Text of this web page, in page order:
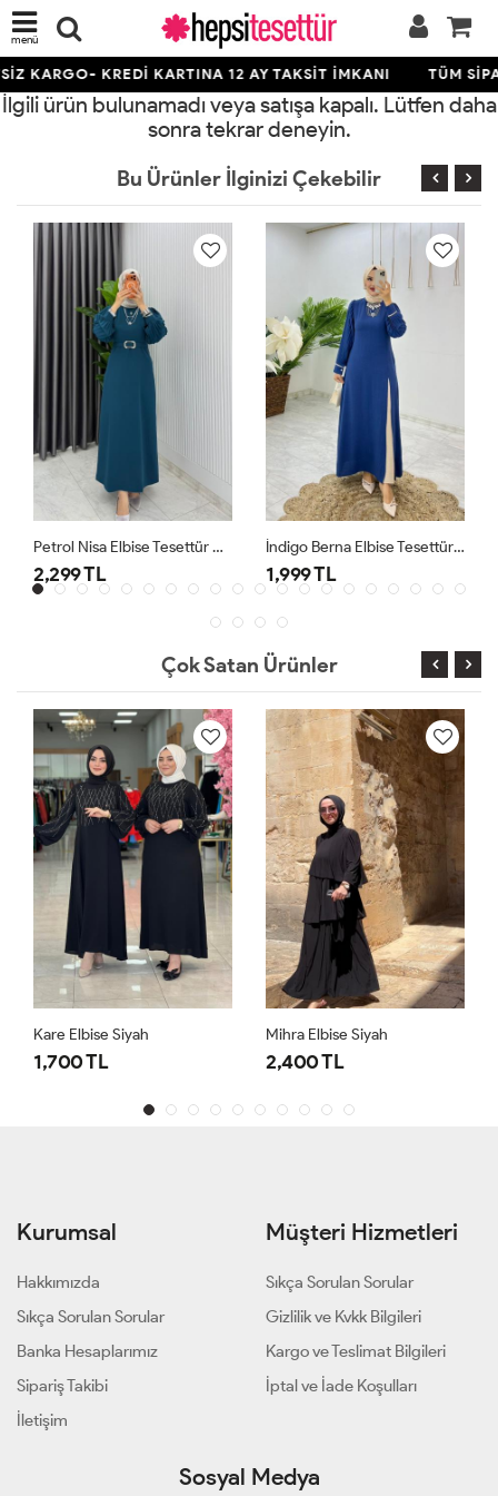
menü
KARGO- KREDİ KARTINA 12 AY TAKSİT İMKANI TÜM
İlgili ürün bulunamadı veya satışa kapalı. Lütfen daha
sonra tekrar deneyin.
Bu Ürünler İlginizi Çekebilir
Petrol Nisa Elbise Tesettür Giyim
2,299 TL
İndigo Berna Elbise Tesettür Giyim
1,999 TL
Çok Satan Ürünler
Kare Elbise Siyah
1,700 TL
Mihra Elbise Siyah
2,400 TL
Kurumsal
Hakkımızda
Sıkça Sorulan Sorular
Banka Hesaplarımız
Sipariş Takibi
İletişim
Müşteri Hizmetleri
Sıkça Sorulan Sorular
Gizlilik ve Kvkk Bilgileri
Kargo ve Teslimat Bilgileri
İptal ve İade Koşulları
Sosyal Medya